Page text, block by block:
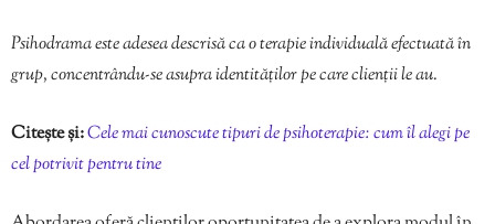
Psihodrama este adesea descrisă ca o terapie individuală efectuată în
grup, concentrându-se asupra identităților pe care clienții le au.
Citește și:Cele mai cunoscute tipuri de psihoterapie: cum îl alegi pe
cel potrivit pentru tine